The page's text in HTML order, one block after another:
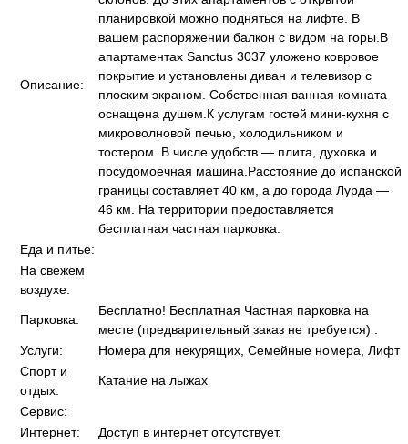
Описание:
планировкой можно подняться на лифте. В
вашем распоряжении балкон с видом на горы.В
апартаментах Sanctus 3037 уложено ковровое
покрытие и установлены диван и телевизор с
плоским экраном. Собственная ванная комната
оснащена душем.К услугам гостей мини-кухня с
микроволновой печью, холодильником и
тостером. В числе удобств — плита, духовка и
посудомоечная машина.Расстояние до испанской
границы составляет 40 км, а до города Лурда —
46 км. На территории предоставляется
бесплатная частная парковка.
Еда и питье:
На свежем
воздухе:
Парковка:
Бесплатно! Бесплатная Частная парковка на
месте (предварительный заказ не требуется) .
Услуги:
Номера для некурящих, Семейные номера, Лифт
Спорт и
отдых:
Катание на лыжах
Сервис:
Интернет:
Доступ в интернет отсутствует.